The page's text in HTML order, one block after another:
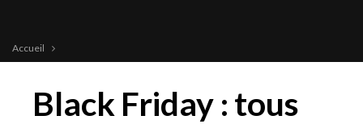
Accueil
Black Friday : tous